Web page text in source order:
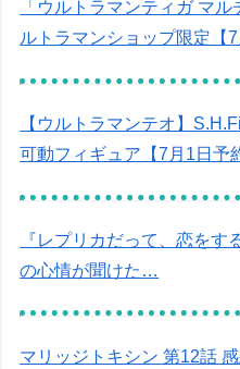
「ウルトラマンティガ マ
ルトラマンショップ限定【7
【ウルトラマンテオ】
可動フィギュア【7月1日予
『レプリカだって、恋を
の心情が聞けた…
マリッジトキシン 第12話